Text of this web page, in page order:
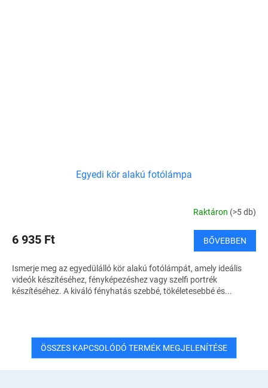
Egyedi kör alakú fotólámpa
Raktáron (>5 db)
6 935 Ft BŐVEBBEN
Ismerje meg az egyedülálló kör alakú fotólámpát, amely ideális
videók készítéséhez, fényképezéshez vagy szelfi portrék
készítéséhez. A kiváló fényhatás szebbé, tökéletesebbé és...
ÖSSZES KAPCSOLÓDÓ TERMÉK MEGJELENÍTÉSE